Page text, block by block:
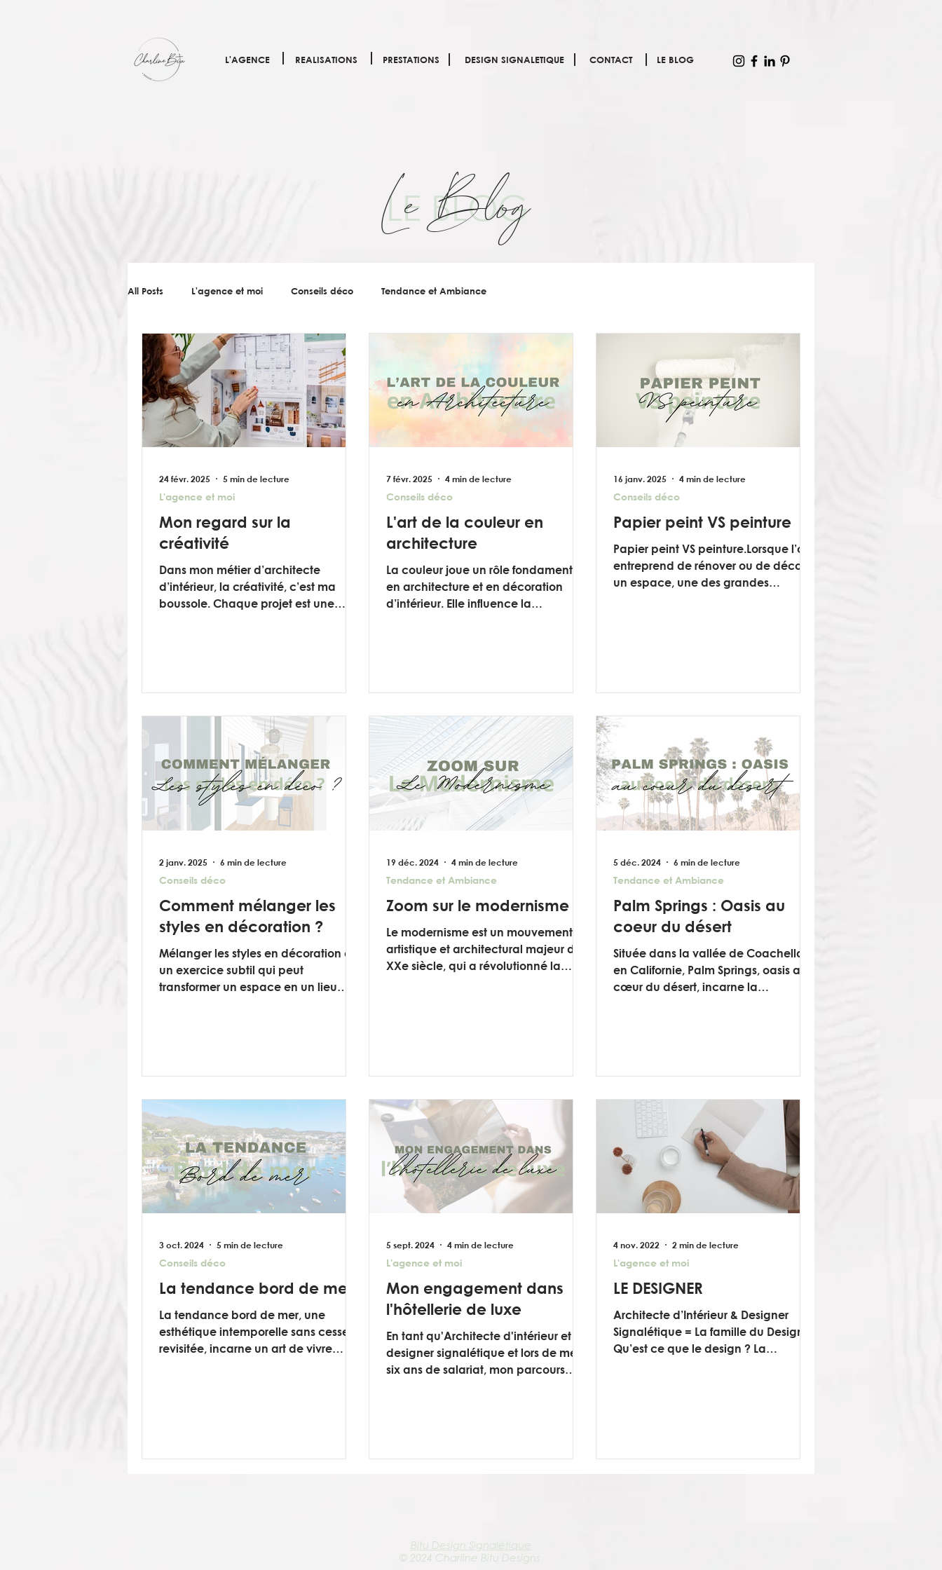
L'AGENCE REALISATIONS PRESTATIONS DESIGN SIGNALETIQUE CONTACT LE BLOG
LE BLOG
Le Blog
All Posts L'agence et moi Conseils déco Tendance et Ambiance
Mon regard sur la
créativité
Dans mon métier d’architecte
d’intérieur, la créativité, c’est ma
boussole. Chaque projet est une
L'agence et moi
24 févr. 2025 5 min de lecture
L'art de la couleur en
architecture
La couleur joue un rôle fondamental
en architecture et en décoration
d’intérieur. Elle influence la
Conseils déco
7 févr. 2025 4 min de lecture
Papier peint VS peinture
Papier peint VS peinture.Lorsque l’on
entreprend de rénover ou de décorer
un espace, une des grandes
Conseils déco
16 janv. 2025 4 min de lecture
Comment mélanger les
styles en décoration ?
Mélanger les styles en décoration est
un exercice subtil qui peut
transformer un espace en un lieu
Conseils déco
2 janv. 2025 6 min de lecture
Zoom sur le modernisme
Le modernisme est un mouvement
artistique et architectural majeur du
XXe siècle, qui a révolutionné la
Tendance et Ambiance
19 déc. 2024 4 min de lecture
Palm Springs : Oasis au
coeur du désert
Située dans la vallée de Coachella
en Californie, Palm Springs, oasis au
cœur du désert, incarne la
Tendance et Ambiance
5 déc. 2024 6 min de lecture
La tendance bord de mer
La tendance bord de mer, une
esthétique intemporelle sans cesse
revisitée, incarne un art de vivre
Conseils déco
3 oct. 2024 5 min de lecture
Mon engagement dans
l'hôtellerie de luxe
En tant qu'Architecte d'intérieur et
designer signalétique et lors de mes
six ans de salariat, mon parcours
L'agence et moi
5 sept. 2024 4 min de lecture
LE DESIGNER
Architecte d’Intérieur & Designer
Signalétique = La famille du Designer
Qu’est ce que le design ? La
L'agence et moi
4 nov. 2022 2 min de lecture
Bitu Design Signalétique
© 2024 Charline Bitu Designs